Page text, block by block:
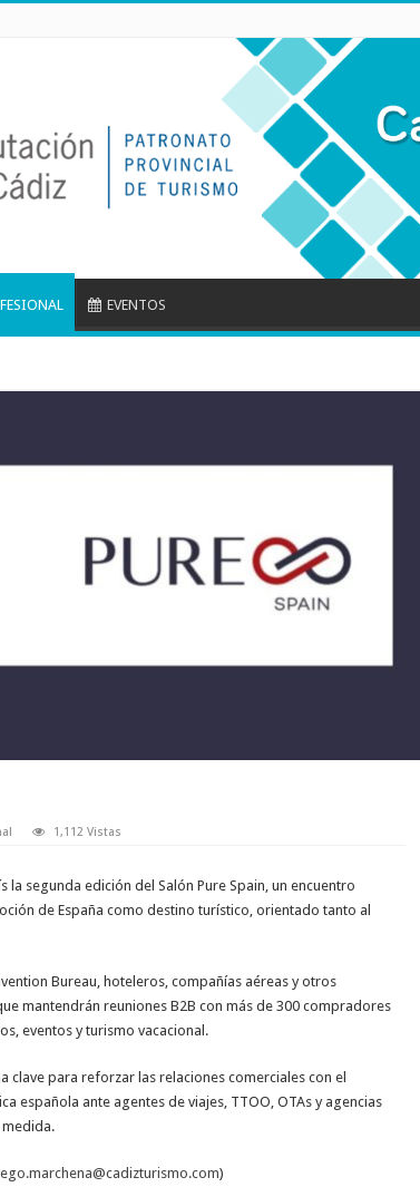
EVENTOS
1,112 Vistas
la segunda edición del Salón Pure Spain, un encuentro
de España como destino turístico, orientado tanto al
Bureau, hoteleros, compañías aéreas y otros
mantendrán reuniones B2B con más de 300 compradores
eventos y turismo vacacional.
clave para reforzar las relaciones comerciales con el
española ante agentes de viajes, TTOO, OTAs y agencias
)